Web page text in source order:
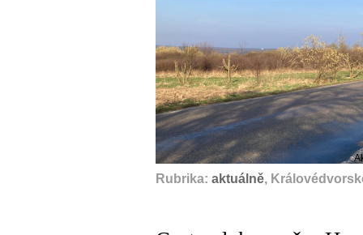
Rubrika: aktuálně,